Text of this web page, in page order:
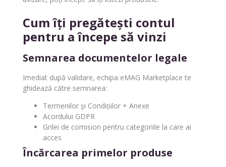
Cum îți pregătești contul
pentru a începe să vinzi
Semnarea documentelor legale
Imediat după validare, echipa eMAG Marketplace te
ghidează către semnarea:
Termenilor şi Condițiilor + Anexe
Acordului GDPR
Grilei de comision pentru categoriile la care ai
acces
Încărcarea primelor produse